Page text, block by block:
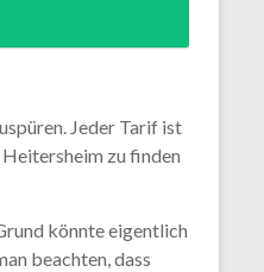
Jeder Tarif ist
zu finden
könnte eigentlich
beachten, dass